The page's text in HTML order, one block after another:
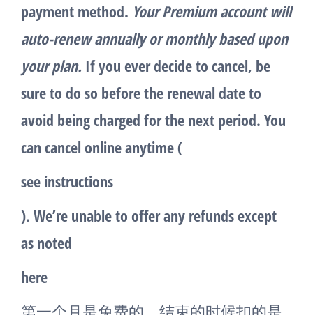
payment method. Your Premium account will
auto-renew annually or monthly based upon
your plan. If you ever decide to cancel, be
sure to do so before the renewal date to
avoid being charged for the next period. You
can cancel online anytime (
see instructions
). We’re unable to offer any refunds except
as noted
here